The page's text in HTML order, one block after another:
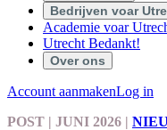
Bedrijven voar
Academie voar
Utrecht Bedankt!
Over ons
Account aanmakenLog in
POST | JUNI 2026 |